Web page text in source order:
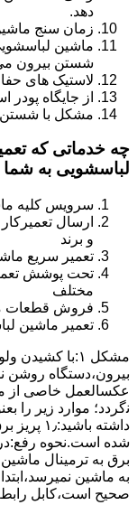
دهد.
زمان سنج
ماشین
شستن بیرون
لاستیک های
از جایگاه
مشکل با شستن
چه خدماتی که
لباسشویی به
سرویس کلیه
ارسال
و برند
تعمیر سریع
تحت پوشش
مختلف
فروش قطعات
تعمیر ماشین
مشکل ۱:ﺑﺎ
ﺑﯿﺮون،دستگاه روﺷﻦ
عکسالعمل ﺧﺎﺻﯽ از
ﻧگردد؛ موارد زیر را
ﺷﺪه است.نحوه
ﺑﺮق ﺑﻪ ﺗﺮﻣﯿﻨﺎل
ﺑﻪ ﻣﺎﺷﯿﻦ
ﺻﺤﯿﺢ اﺳﺖ،ﮐﺎﺑﻞ راﺑﻂ